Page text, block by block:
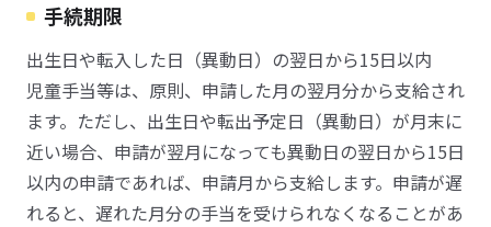
手続期限
出生日や転入した日（異動日）の翌日から15日以内
児童手当等は、原則、申請した月の翌月分から支給され
ます。ただし、出生日や転出予定日（異動日）が月末に
近い場合、申請が翌月になっても異動日の翌日から15日
以内の申請であれば、申請月から支給します。申請が遅
れると、遅れた月分の手当を受けられなくなることがあ